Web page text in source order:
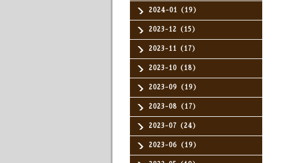
2024-01（19）
2023-12（15）
2023-11（17）
2023-10（18）
2023-09（19）
2023-08（17）
2023-07（24）
2023-06（19）